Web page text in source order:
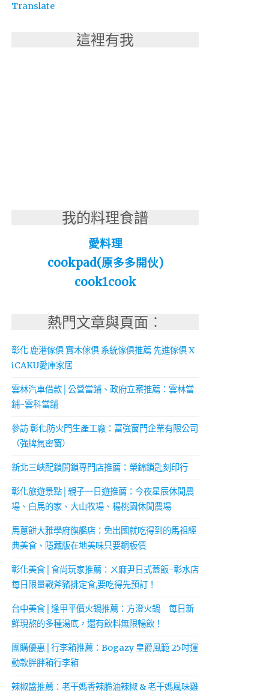
Translate
這裡有我
我的料理食譜
愛料理
cookpad(原多多開伙)
cook1cook
熱門文章與頁面︰
彰化 鹿港傢俱 實木傢俱 系統傢俱推薦 先進傢俱 X
iCAKU愛庫家居
雲林汽車借款│公營當鋪、政府立案推薦：雲林當
鋪-雲科當舖
參訪 彰化防火門生產工廠：富強窗門企業有限公司
（強牌氣密窗）
新北三峽配鎖開鎖專門店推薦：榮錦鎖匙刻印行
彰化旅遊景點│親子一日遊推薦：今夜星辰休閒農
場、白馬的家、大山牧場、楊桃園休閒農場
馬蔥餅大雅學府旗艦店：免出國就吃得到的馬祖經
典美食、隱藏版在地美味只要銅板價
彰化美食│食尚玩家推薦：ㄨ麻尹日式蓋飯-彰水店
每日限量戰斧豬排定食,要吃得先預訂！
台中美食│逢甲平價火鍋推薦：方澄火鍋 每日新
鮮現熬的多種湯底，還有飲料無限暢飲！
團購優惠│行李箱推薦：Bogazy 皇爵風範 25吋運
動款胖胖箱行李箱
辣椒醬推薦：老干媽香辣脆油辣椒 & 老干媽風味雞